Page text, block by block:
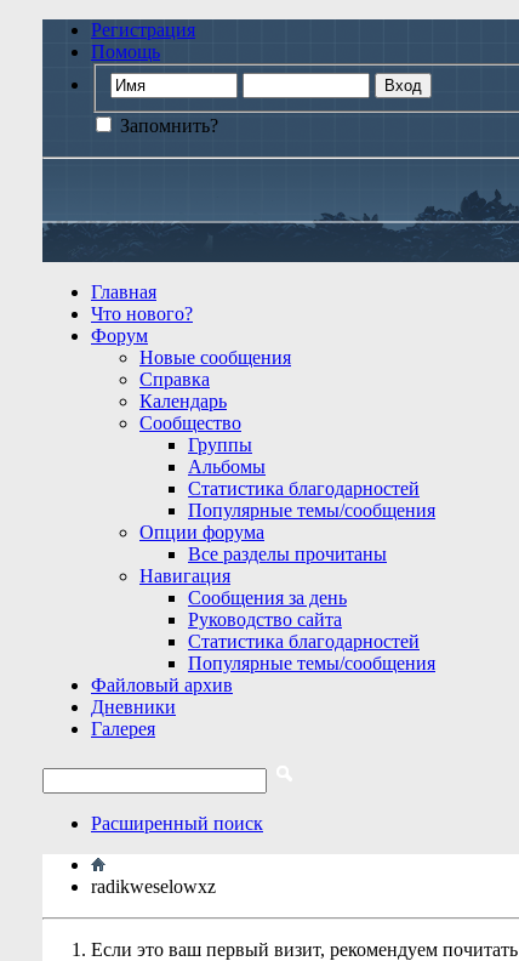
Регистрация
Помощь
Запомнить?
Главная
Что нового?
Форум
Новые сообщения
Справка
Календарь
Сообщество
Группы
Альбомы
Статистика благодарностей
Популярные темы/сообщения
Опции форума
Все разделы прочитаны
Навигация
Сообщения за день
Руководство сайта
Статистика благодарностей
Популярные темы/сообщения
Файловый архив
Дневники
Галерея
Расширенный поиск
radikweselowxz
Если это ваш первый визит, рекомендуем почитать